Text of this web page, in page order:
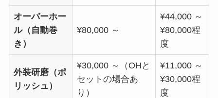
オーバーホー
ル（自動巻
き）
¥80,000 ～
¥44,000 ～
¥80,000程
度
外装研磨（ポ
リッシュ）
¥30,000 ～（OHと
セットの場合あ
り）
¥11,000 ～
¥30,000程
度